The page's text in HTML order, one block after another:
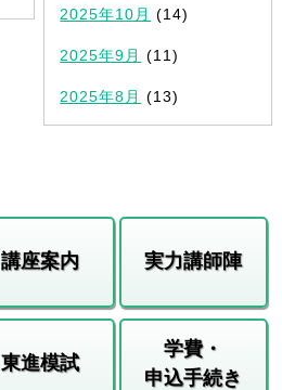
2025年10月 (14)
2025年9月 (11)
2025年8月 (13)
講座案内 実力講師陣
東進模試
学費・
申込手続き